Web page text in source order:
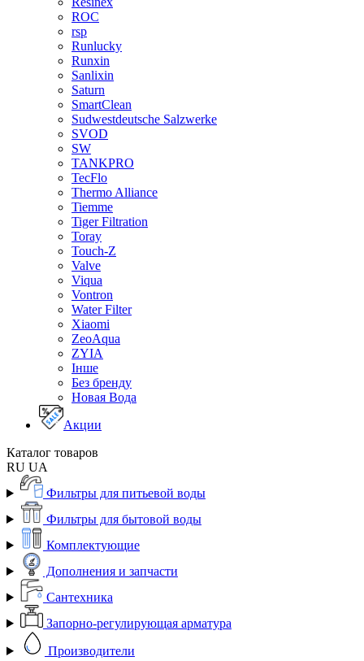
ROC
rsp
Runlucky
Runxin
Sanlixin
Saturn
SmartClean
Sudwestdeutsche Salzwerke
SVOD
SW
TANKPRO
TecFlo
Thermo Alliance
Tiemme
Tiger Filtration
Toray
Touch-Z
Valve
Viqua
Vontron
Water Filter
Xiaomi
ZeoAqua
ZYIA
Інше
Без бренду
Новая Вода
Акции
Каталог товаров
RU UA
Фильтры для питьевой воды
Фильтры для бытовой воды
Комплектующие
Дополнения и запчасти
Сантехника
Запорно-регулирующая арматура
Производители